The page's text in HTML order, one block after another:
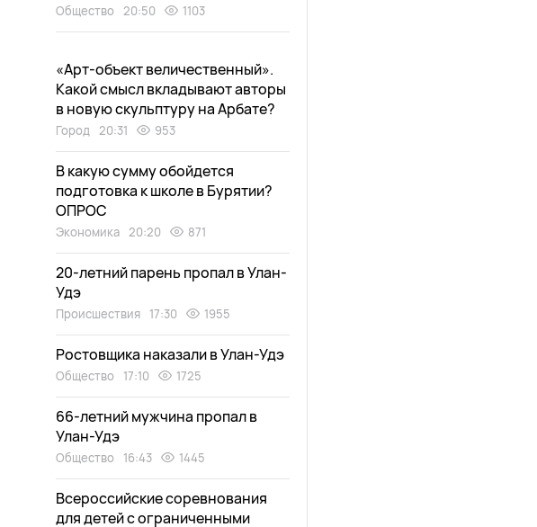
Общество 20:50 1103
«Арт-объект величественный».
Какой смысл вкладывают авторы
в новую скульптуру на Арбате?
Город 20:31 953
В какую сумму обойдется
подготовка к школе в Бурятии?
ОПРОС
Экономика 20:20 871
20-летний парень пропал в Улан-
Удэ
Происшествия 17:30 1955
Ростовщика наказали в Улан-Удэ
Общество 17:10 1725
66-летний мужчина пропал в
Улан-Удэ
Общество 16:43 1445
Всероссийские соревнования
для детей с ограниченными